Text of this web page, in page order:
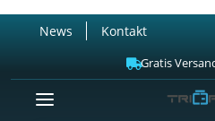
News Kontakt
Gratis